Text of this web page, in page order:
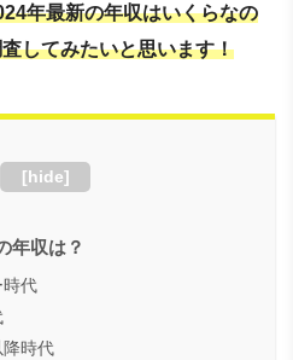
年最新の年収はいくらなの
してみたいと思います！
[hide]
年収は？
代
時代